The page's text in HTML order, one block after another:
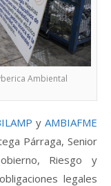
Ambiental
y AMBIAFME
Párraga, Senior
Riesgo y
legales